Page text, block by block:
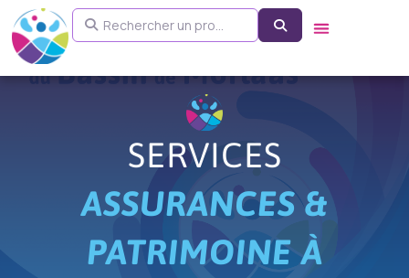
Aller
au
contenu
Rechercher un pro... Search
SERVICES
ASSURANCES &
PATRIMOINE À